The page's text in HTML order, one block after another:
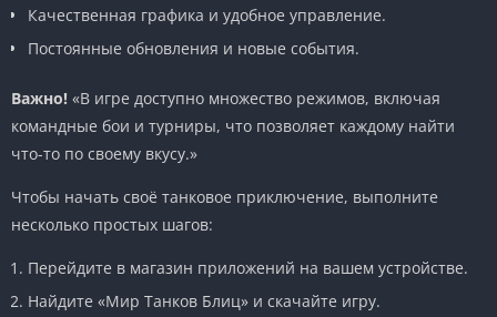
Качественная графика и удобное управление.
Постоянные обновления и новые события.
Важно! «В игре доступно множество режимов, включая
командные бои и турниры, что позволяет каждому найти
что-то по своему вкусу.»
Чтобы начать своё танковое приключение, выполните
несколько простых шагов:
Перейдите в магазин приложений на вашем устройстве.
Найдите «Мир Танков Блиц» и скачайте игру.